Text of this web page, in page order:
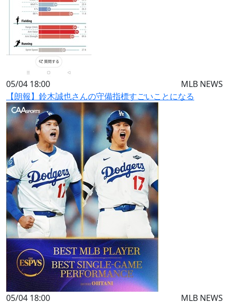
05/04 18:00
MLB NEWS
【朗報】鈴木誠也さんの守備指標すごいことになる
05/04 18:00
MLB NEWS